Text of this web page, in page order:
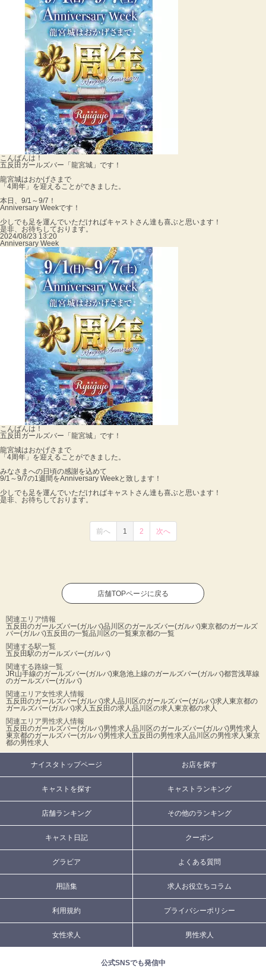
こんばんは！
五反田ガールズバー「龍宮城」です！
龍宮城はおかげさまで
「4周年」を迎えることができました。
本日、9/1～9/7！
Anniversary Weekです！
少しでも足を運んでいただければキャストさん達も喜ぶと思います！
是非、お待ちしております。
2024/08/23 13:20
Anniversary Week
こんばんは！
五反田ガールズバー「龍宮城」です！
龍宮城はおかげさまで
「4周年」を迎えることができました。
みなさまへの日頃の感謝を込めて
9/1～9/7の1週間をAnniversary Weekと致します！
少しでも足を運んでいただければキャストさん達も喜ぶと思います！
是非、お待ちしております。
前へ 1 2 次へ
店舗TOPページに戻る
関連エリア情報
五反田のガールズバー(ガルバ)品川区のガールズバー(ガルバ)東京都のガールズ
バー(ガルバ)五反田の一覧品川区の一覧東京都の一覧
関連する駅一覧
五反田駅のガールズバー(ガルバ)
関連する路線一覧
JR山手線のガールズバー(ガルバ)東急池上線のガールズバー(ガルバ)都営浅草線
のガールズバー(ガルバ)
関連エリア女性求人情報
五反田のガールズバー(ガルバ)求人品川区のガールズバー(ガルバ)求人東京都の
ガールズバー(ガルバ)求人五反田の求人品川区の求人東京都の求人
関連エリア男性求人情報
五反田のガールズバー(ガルバ)男性求人品川区のガールズバー(ガルバ)男性求人
東京都のガールズバー(ガルバ)男性求人五反田の男性求人品川区の男性求人東京
都の男性求人
ナイスタトップページ お店を探す
キャストを探す キャストランキング
店舗ランキング その他のランキング
キャスト日記 クーポン
グラビア よくある質問
用語集 求人お役立ちコラム
利用規約 プライバシーポリシー
女性求人 男性求人
公式SNSでも発信中